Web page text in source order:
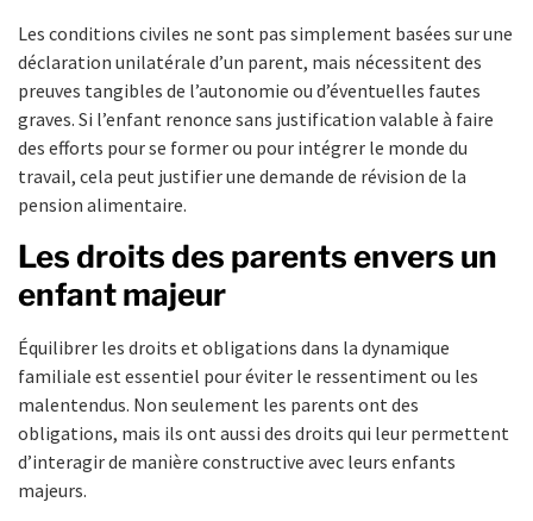
Les conditions civiles ne sont pas simplement basées sur une
déclaration unilatérale d’un parent, mais nécessitent des
preuves tangibles de l’autonomie ou d’éventuelles fautes
graves. Si l’enfant renonce sans justification valable à faire
des efforts pour se former ou pour intégrer le monde du
travail, cela peut justifier une demande de révision de la
pension alimentaire.
Les droits des parents envers un
enfant majeur
Équilibrer les droits et obligations dans la dynamique
familiale est essentiel pour éviter le ressentiment ou les
malentendus. Non seulement les parents ont des
obligations, mais ils ont aussi des droits qui leur permettent
d’interagir de manière constructive avec leurs enfants
majeurs.